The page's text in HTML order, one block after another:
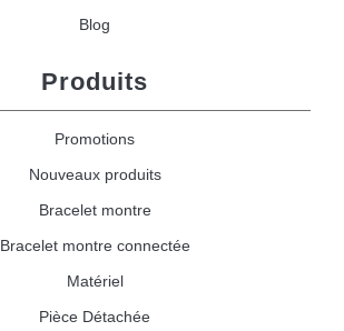
Blog
Produits
Promotions
Nouveaux produits
Bracelet montre
Bracelet montre connectée
Matériel
Pièce Détachée